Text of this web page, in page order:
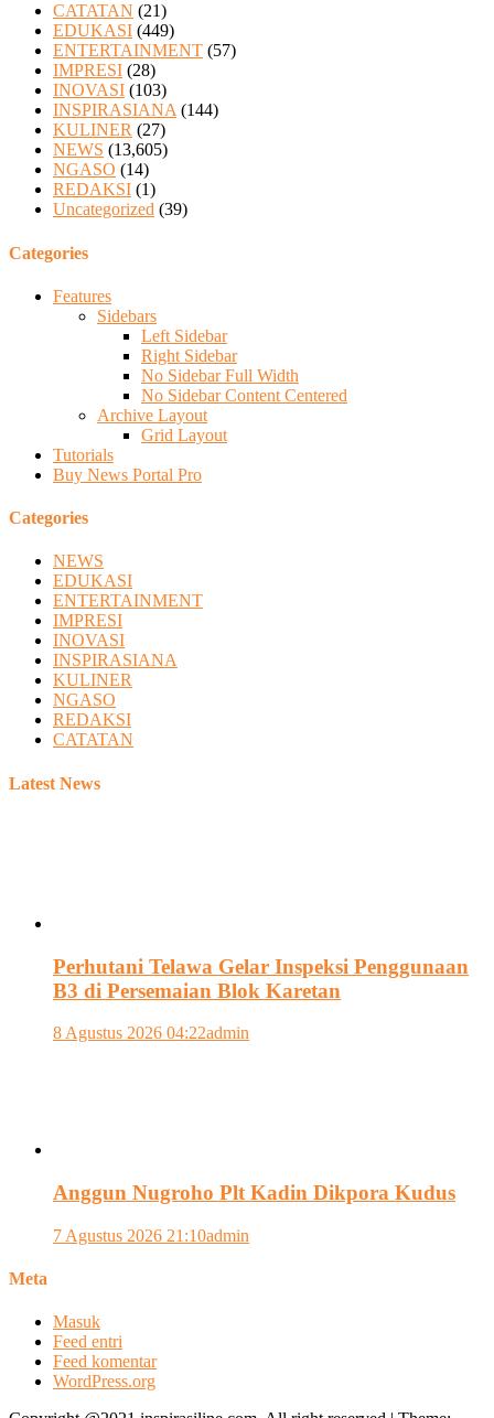
CATATAN (21)
EDUKASI (449)
ENTERTAINMENT (57)
IMPRESI (28)
INOVASI (103)
INSPIRASIANA (144)
KULINER (27)
NEWS (13,605)
NGASO (14)
REDAKSI (1)
Uncategorized (39)
Categories
Features
Sidebars
Left Sidebar
Right Sidebar
No Sidebar Full Width
No Sidebar Content Centered
Archive Layout
Grid Layout
Tutorials
Buy News Portal Pro
Categories
NEWS
EDUKASI
ENTERTAINMENT
IMPRESI
INOVASI
INSPIRASIANA
KULINER
NGASO
REDAKSI
CATATAN
Latest News
Perhutani Telawa Gelar Inspeksi Penggunaan
B3 di Persemaian Blok Karetan
8 Agustus 2026 04:22admin
Anggun Nugroho Plt Kadin Dikpora Kudus
7 Agustus 2026 21:10admin
Meta
Masuk
Feed entri
Feed komentar
WordPress.org